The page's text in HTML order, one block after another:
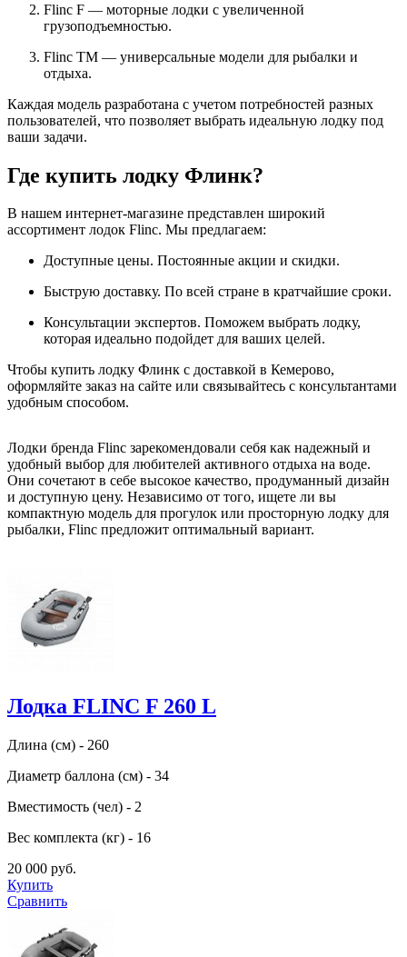
Лодка FLINC F 260 L
Длина (см) - 260
Диаметр баллона (см) - 34
Вместимость (чел) - 2
Вес комплекта (кг) - 16
20 000 руб.
Купить
Сравнить
Лодки бренда Flinc зарекомендовали себя как надежный и
удобный выбор для любителей активного отдыха на воде.
Они сочетают в себе высокое качество, продуманный дизайн
и доступную цену. Независимо от того, ищете ли вы
компактную модель для прогулок или просторную лодку для
рыбалки, Flinc предложит оптимальный вариант.
Flinc F — моторные лодки с увеличенной
грузоподъемностью.
Flinc TM — универсальные модели для рыбалки и
отдыха.
Каждая модель разработана с учетом потребностей разных
пользователей, что позволяет выбрать идеальную лодку под
ваши задачи.
Где купить лодку Флинк?
В нашем интернет-магазине представлен широкий
ассортимент лодок Flinc. Мы предлагаем:
Доступные цены. Постоянные акции и скидки.
Быструю доставку. По всей стране в кратчайшие сроки.
Консультации экспертов. Поможем выбрать лодку,
которая идеально подойдет для ваших целей.
Чтобы купить лодку Флинк с доставкой в Кемерово,
оформляйте заказ на сайте или связывайтесь с консультантами
удобным способом.